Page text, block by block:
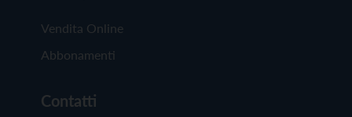
Vendita Online
Abbonamenti
Contatti